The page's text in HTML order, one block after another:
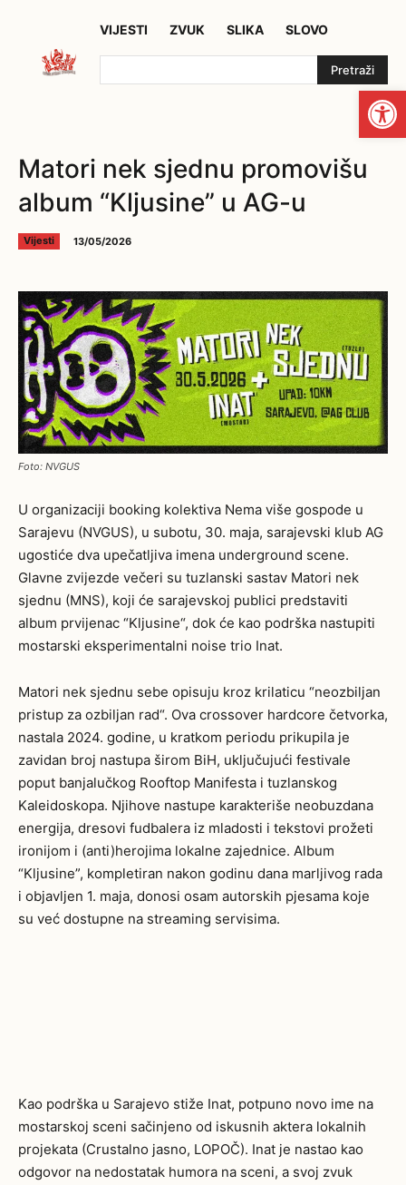
VIJESTI ZVUK SLIKA SLOVO
Pretraži
Matori nek sjednu promovišu
album “Kljusine” u AG-u
Vijesti 13/05/2026
Foto: NVGUS
U organizaciji booking kolektiva Nema više gospode u
Sarajevu (NVGUS), u subotu, 30. maja, sarajevski klub AG
ugostiće dva upečatljiva imena underground scene.
Glavne zvijezde večeri su tuzlanski sastav Matori nek
sjednu (MNS), koji će sarajevskoj publici predstaviti
album prvijenac “Kljusine“, dok će kao podrška nastupiti
mostarski eksperimentalni noise trio Inat.
Matori nek sjednu sebe opisuju kroz krilaticu “neozbiljan
pristup za ozbiljan rad“. Ova crossover hardcore četvorka,
nastala 2024. godine, u kratkom periodu prikupila je
zavidan broj nastupa širom BiH, uključujući festivale
poput banjalučkog Rooftop Manifesta i tuzlanskog
Kaleidoskopa. Njihove nastupe karakteriše neobuzdana
energija, dresovi fudbalera iz mladosti i tekstovi prožeti
ironijom i (anti)herojima lokalne zajednice. Album
“Kljusine”, kompletiran nakon godinu dana marljivog rada
i objavljen 1. maja, donosi osam autorskih pjesama koje
su već dostupne na streaming servisima.
Kao podrška u Sarajevo stiže Inat, potpuno novo ime na
mostarskoj sceni sačinjeno od iskusnih aktera lokalnih
projekata (Crustalno jasno, LOPOČ). Inat je nastao kao
odgovor na nedostatak humora na sceni, a svoj zvuk